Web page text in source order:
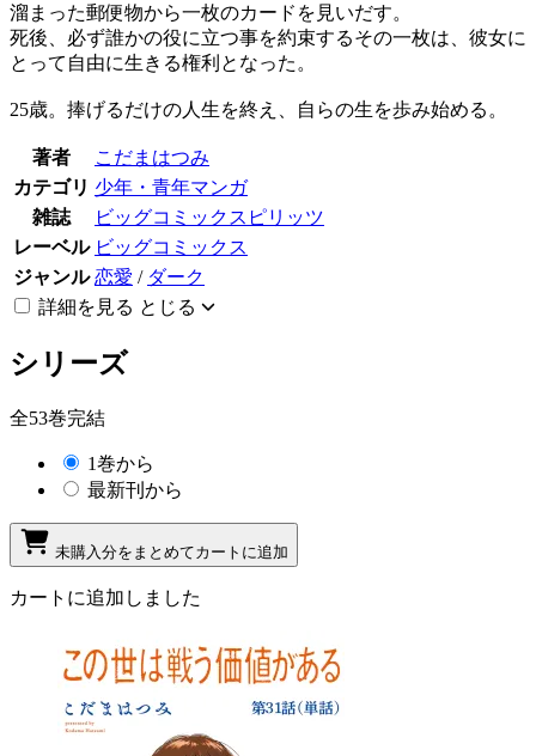
溜まった郵便物から一枚のカードを見いだす。
死後、必ず誰かの役に立つ事を約束するその一枚は、彼女に
とって自由に生きる権利となった。
25歳。捧げるだけの人生を終え、自らの生を歩み始める。
著者
こだまはつみ
カテゴリ 少年・青年マンガ
雑誌
ビッグコミックスピリッツ
レーベル ビッグコミックス
ジャンル 恋愛 / ダーク
詳細を見る とじる
シリーズ
全53巻完結
1巻から
最新刊から
未購入分をまとめてカートに追加
カートに追加しました